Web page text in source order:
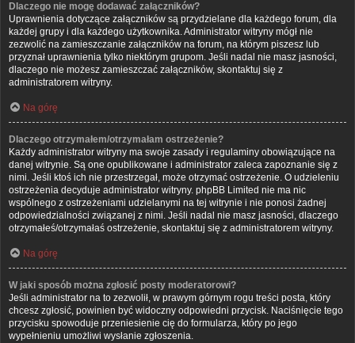
Dlaczego nie mogę dodawać załączników?
Uprawnienia dotyczące załączników są przydzielane dla każdego forum, dla
każdej grupy i dla każdego użytkownika. Administrator witryny mógł nie
zezwolić na zamieszczanie załączników na forum, na którym piszesz lub
przyznał uprawnienia tylko niektórym grupom. Jeśli nadal nie masz jasności,
dlaczego nie możesz zamieszczać załączników, skontaktuj się z
administratorem witryny.
Na górę
Dlaczego otrzymałem/otrzymałam ostrzeżenie?
Każdy administrator witryny ma swoje zasady i regulaminy obowiązujące na
danej witrynie. Są one opublikowane i administrator zaleca zapoznanie się z
nimi. Jeśli ktoś ich nie przestrzegał, może otrzymać ostrzeżenie. O udzieleniu
ostrzeżenia decyduje administrator witryny. phpBB Limited nie ma nic
wspólnego z ostrzeżeniami udzielanymi na tej witrynie i nie ponosi żadnej
odpowiedzialności związanej z nimi. Jeśli nadal nie masz jasności, dlaczego
otrzymałeś/otrzymałaś ostrzeżenie, skontaktuj się z administratorem witryny.
Na górę
W jaki sposób można zgłosić posty moderatorowi?
Jeśli administrator na to zezwolił, w prawym górnym rogu treści posta, który
chcesz zgłosić, powinien być widoczny odpowiedni przycisk. Naciśnięcie tego
przycisku spowoduje przeniesienie cię do formularza, który po jego
wypełnieniu umożliwi wysłanie zgłoszenia.